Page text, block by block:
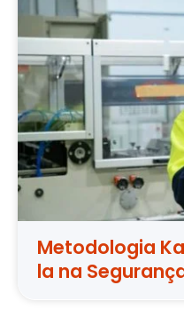
Metodologia
la na